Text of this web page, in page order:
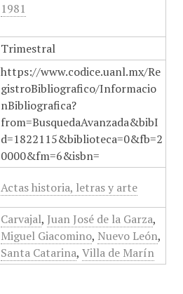
1981
Trimestral
https://www.codice.uanl.mx/Re
gistroBibliografico/Informacio
nBibliografica?
from=BusquedaAvanzada&bibI
d=1822115&biblioteca=0&fb=2
0000&fm=6&isbn=
Actas historia, letras y arte
Carvajal, Juan José de la Garza,
Miguel Giacomino, Nuevo León,
Santa Catarina, Villa de Marín